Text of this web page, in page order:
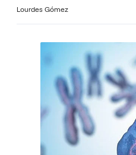
Lourdes Gómez